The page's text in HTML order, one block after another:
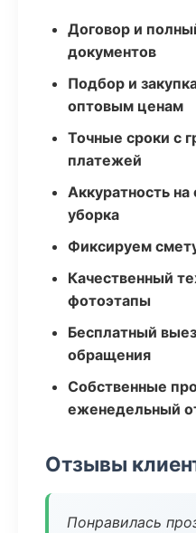
Договор и
документов
Подбор и
оптовым ценам
Точные сроки с
платежей
Аккуратность
уборка
Фиксируем
Качественный
фотоэтапы
Бесплатный
обращения
Собственные
еженедельный
Отзывы
Понравилась